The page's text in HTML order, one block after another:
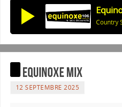
Equinoxe Mix
12 SEPTEMBRE 2025